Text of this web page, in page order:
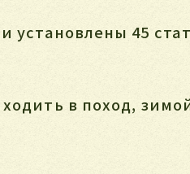
установлены 45
в поход,